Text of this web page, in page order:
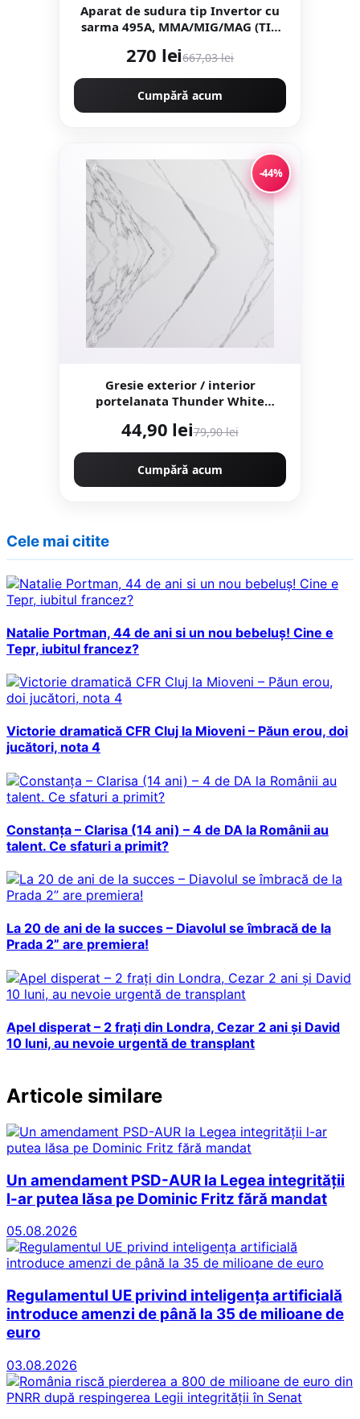
Aparat de sudura tip Invertor cu
sarma 495A, MMA/MIG/MAG (TIG
ventilat, URAL MASH IGBT
TEHNOLOGY ULTRA HYBRID
POWER, CMP1697
270 lei667,03 lei
Cumpără acum
-44%
Gresie exterior / interior
portelanata Thunder White
rectificata tip marmura
44,90 lei79,90 lei
Cumpără acum
Cele mai citite
Natalie Portman, 44 de ani si un nou bebeluș! Cine e
Tepr, iubitul francez?
Victorie dramatică CFR Cluj la Mioveni – Păun erou, doi
jucători, nota 4
Constanța – Clarisa (14 ani) – 4 de DA la Românii au
talent. Ce sfaturi a primit?
La 20 de ani de la succes – Diavolul se îmbracă de la
Prada 2” are premiera!
Apel disperat – 2 frați din Londra, Cezar 2 ani și David
10 luni, au nevoie urgentă de transplant
Articole similare
Un amendament PSD-AUR la Legea integrității
l-ar putea lăsa pe Dominic Fritz fără mandat
05.08.2026
Regulamentul UE privind inteligența artificială
introduce amenzi de până la 35 de milioane de
euro
03.08.2026